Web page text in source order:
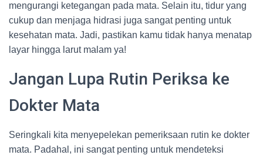
mengurangi ketegangan pada mata. Selain itu, tidur yang
cukup dan menjaga hidrasi juga sangat penting untuk
kesehatan mata. Jadi, pastikan kamu tidak hanya menatap
layar hingga larut malam ya!
Jangan Lupa Rutin Periksa ke
Dokter Mata
Seringkali kita menyepelekan pemeriksaan rutin ke dokter
mata. Padahal, ini sangat penting untuk mendeteksi